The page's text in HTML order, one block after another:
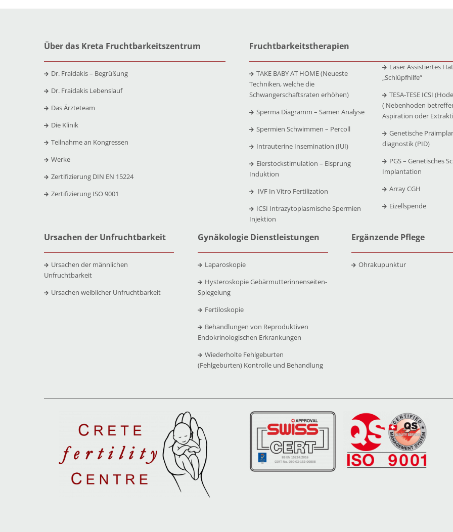
Über das Kreta Fruchtbarkeitszentrum
Dr. Fraidakis – Begrüßung
Dr. Fraidakis Lebenslauf
Das Ärzteteam
Die Klinik
Teilnahme an Kongressen
Werke
Zertifizierung DIN EN 15224
Zertifizierung ISO 9001
Fruchtbarkeitstherapien
TAKE BABY AT HOME (Neueste
Techniken, welche die
Schwangerschaftsraten erhöhen)
Sperma Diagramm – Samen Analyse
Spermien Schwimmen – Percoll
Intrauterine Insemination (IUI)
Eierstockstimulation – Eisprung
Induktion
IVF In Vitro Fertilization
ICSI Intrazytoplasmische Spermien
Injektion
Laser Assistiertes
„Schlüpfhilfe“
TESA-TESE ICSI
( Nebenhoden
Aspiration oder
Genetische
diagnostik (PID)
PGS – Genetisches
Implantation
Array CGH
Eizellspende
Ursachen der Unfruchtbarkeit
Ursachen der männlichen
Unfruchtbarkeit
Ursachen weiblicher Unfruchtbarkeit
Gynäkologie Dienstleistungen
Laparoskopie
Hysteroskopie Gebärmutterinnenseiten-
Spiegelung
Fertiloskopie
Behandlungen von Reproduktiven
Endokrinologischen Erkrankungen
Wiederholte Fehlgeburten
(Fehlgeburten) Kontrolle und Behandlung
Ergänzende Pflege
Ohrakupunktur